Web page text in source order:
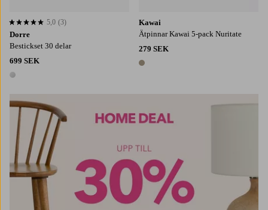
Dorre
Bestickset 30 delar
699 SEK
1 färg
5,0 baserat på 3 st betyg
5,0 (3)
Kawai
Ätpinnar Kawai 5-pack Nuritate
279 SEK
1 färg